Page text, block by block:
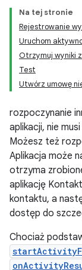
Na tej stronie
Rejestrowanie
Uruchom
Otrzymuj wyniki
Test
Utwórz umowę
rozpoczynanie
aplikacji, nie
Możesz też
Aplikacja może
otrzyma
aplikację
kontaktu, a
dostęp do
Chociaż